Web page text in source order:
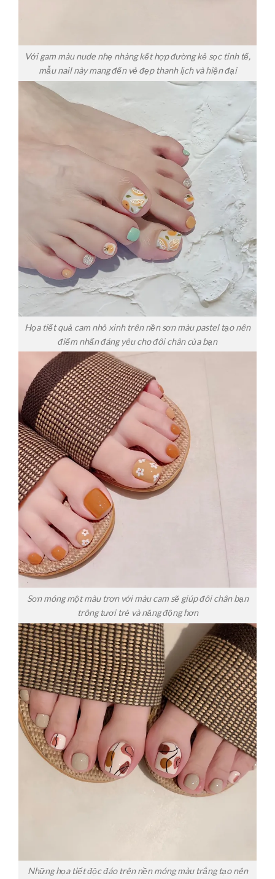
Với gam màu nude nhẹ nhàng kết hợp đường kẻ sọc tinh tế,
mẫu nail này mang đến vẻ đẹp thanh lịch và hiện đại
Họa tiết quả cam nhỏ xinh trên nền sơn màu pastel tạo nên
điểm nhấn đáng yêu cho đôi chân của bạn
Sơn móng một màu trơn với màu cam sẽ giúp đôi chân bạn
trông tươi trẻ và năng động hơn
Những họa tiết độc đáo trên nền móng màu trắng tạo nên